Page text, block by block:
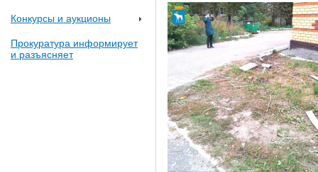
Конкурсы и аукционы
Прокуратура информирует
и разъясняет